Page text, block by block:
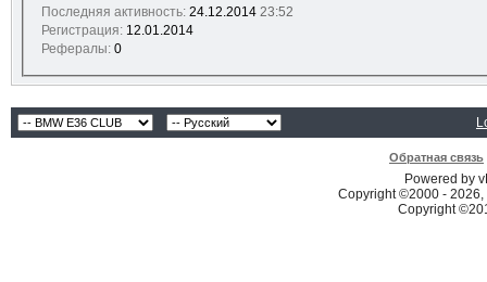
Последняя активность:24.12.2014 23:52
Регистрация:12.01.2014
Рефералы:0
Обратная связь
Powered by
Copyright ©2000 -
Copyright